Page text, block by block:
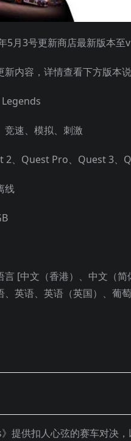
5月3号更新商店最新版本至
新内容，详情查看下方版本
Legends
竞速、模拟、刺激
2、Quest Pro、Quest 3、
线
言 [中文（香港）、中文（
、英语、英语（英国）、
》提供扣人心弦的赛车对决